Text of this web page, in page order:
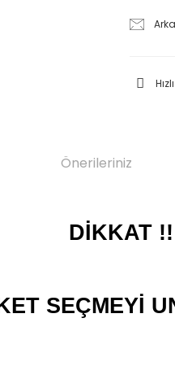
Önerileriniz
DİKKAT
SEÇMEYİ